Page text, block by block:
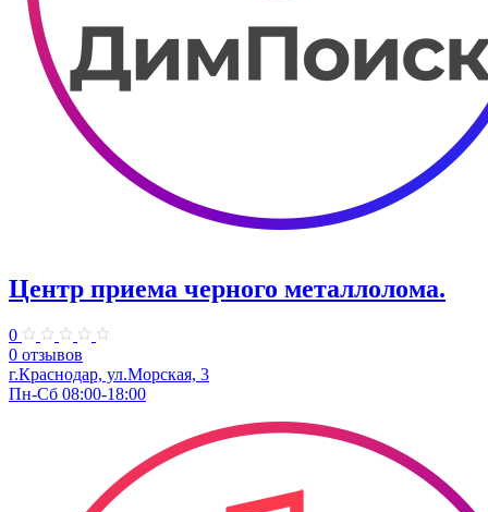
Центр приема черного металлолома.
0
0 отзывов
г.Краснодар, ул.Морская, 3
Пн-Сб 08:00-18:00